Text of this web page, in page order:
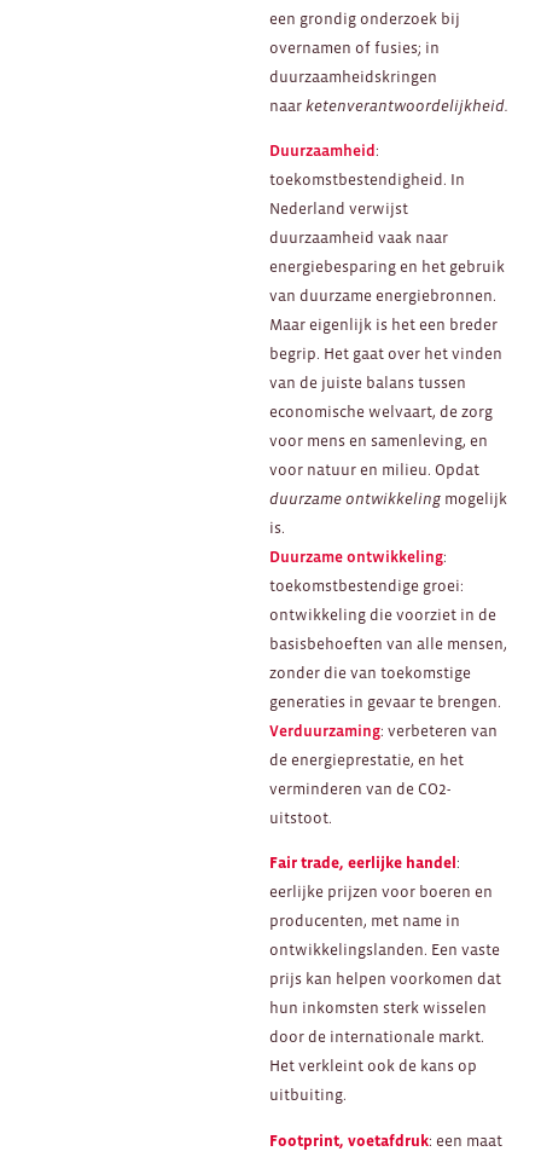
een grondig onderzoek bij
overnamen of fusies; in
duurzaamheidskringen
naar ketenverantwoordelijkheid.
Duurzaamheid :
toekomstbestendigheid. In
Nederland verwijst
duurzaamheid vaak naar
energiebesparing en het gebruik
van duurzame energiebronnen.
Maar eigenlijk is het een breder
begrip. Het gaat over het vinden
van de juiste balans tussen
economische welvaart, de zorg
voor mens en samenleving, en
voor natuur en milieu. Opdat
duurzame ontwikkeling mogelijk
is.
Duurzame ontwikkeling:
toekomstbestendige groei:
ontwikkeling die voorziet in de
basisbehoeften van alle mensen,
zonder die van toekomstige
generaties in gevaar te brengen.
Verduurzaming: verbeteren van
de energieprestatie, en het
verminderen van de CO2-
uitstoot.
Fair trade, eerlijke handel :
eerlijke prijzen voor boeren en
producenten, met name in
ontwikkelingslanden. Een vaste
prijs kan helpen voorkomen dat
hun inkomsten sterk wisselen
door de internationale markt.
Het verkleint ook de kans op
uitbuiting.
Footprint, voetafdruk: een maat